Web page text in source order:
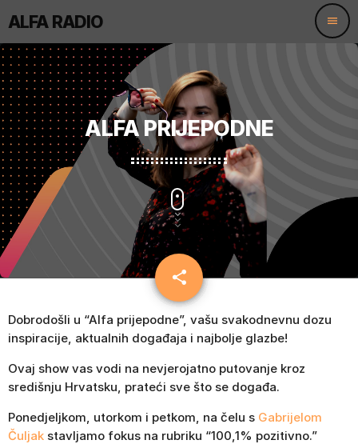
ALFA RADIO menu
ALFA PRIJEPODNE
share
email
Dobrodošli u “Alfa prijepodne”, vašu svakodnevnu dozu
inspiracije, aktualnih događaja i najbolje glazbe!
Ovaj show vas vodi na nevjerojatno putovanje kroz
središnju Hrvatsku, prateći sve što se događa.
Ponedjeljkom, utorkom i petkom, na čelu s Gabrijelom
Čuljak stavljamo fokus na rubriku “100,1% pozitivno.”